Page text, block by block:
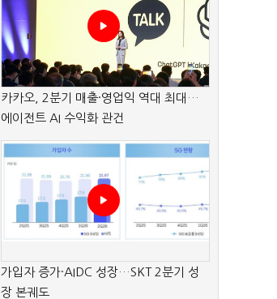
카카오, 2분기 매출·영업익 역대 최대…
에이전트 AI 수익화 관건
가입자 증가·AIDC 성장…SKT 2분기 성
장 본궤도